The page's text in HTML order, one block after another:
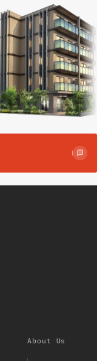
About Us